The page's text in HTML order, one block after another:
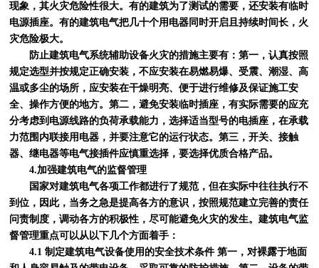
现象，其火灾危险性很大。有的建筑为了测试的需要，还安装有临时
电源插座。有的建筑电气把几十个用电器同时开启且持续时间长，火
灾危险极大。
防止建筑电气系统辅助设备火灾的措施主要有：第一，认真按照
规定选型并按规定正确安装，不应安装在易燃易爆、受震、潮湿、高
温或多尘的场所，应安装在干燥明亮、便于进行维修及保证施工安
全、操作方便的地方。第二，避免安装临时插座，有实际需要的应充
分考虑到电源线路的负荷承载能力，选择适当型号的电插座，在承载
力范围内联接用电器，并要注意它的运行状态。第三，开关、接触
器、继电器等电气接插件应慎重选择，要选择优质合格产品。
4.加强建筑电气的监督管理
国家对建筑电气各项工作都进行了规范，但在实际中往往执行不
到位，因此，当务之急是提高各方的意识，按照规范建立完善的责任
问责制度，调动各方的积极性，尽可能避免火灾的发生。建筑电气监
督管理重点可以从以下几个方面着手：
4.1 制定建筑电气设备使用的安全技术条件 第一，对裸露于地面